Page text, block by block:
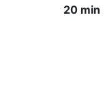
20 min